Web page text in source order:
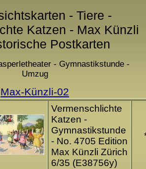
- Tiere -
Katzen - Max Künzli
Postkarten
- Gymnastikstunde -
Umzug
Max-Künzli-02
Vermenschlichte
Katzen -
Gymnastikstunde
- No. 4705 Edition
Max Künzli Zürich
6/35 (E38756y)